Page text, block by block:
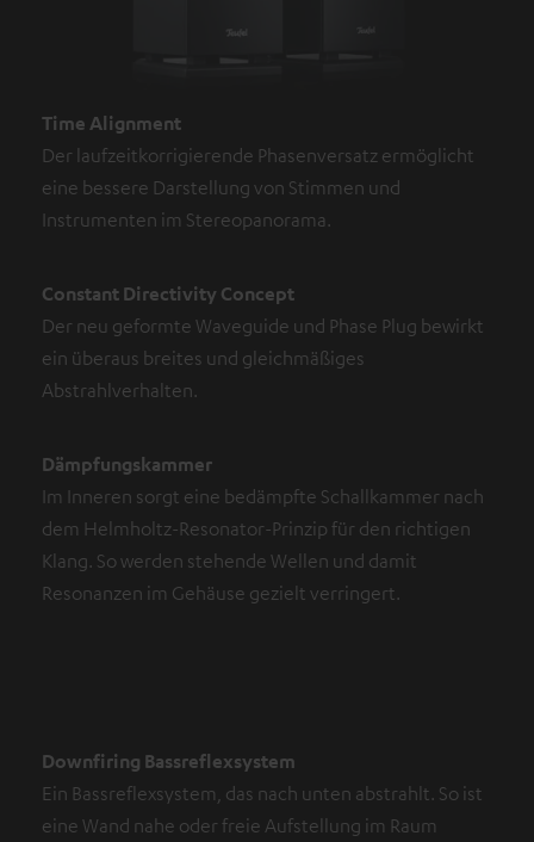
Time Alignment
Der laufzeitkorrigierende Phasenversatz ermöglicht
eine bessere Darstellung von Stimmen und
Instrumenten im Stereopanorama.
Constant Directivity Concept
Der neu geformte Waveguide und Phase Plug bewirkt
ein überaus breites und gleichmäßiges
Abstrahlverhalten.
Dämpfungskammer
Im Inneren sorgt eine bedämpfte Schallkammer nach
dem Helmholtz-Resonator-Prinzip für den richtigen
Klang. So werden stehende Wellen und damit
Resonanzen im Gehäuse gezielt verringert.
Downfiring Bassreflexsystem
Ein Bassreflexsystem, das nach unten abstrahlt. So ist
eine Wand nahe oder freie Aufstellung im Raum